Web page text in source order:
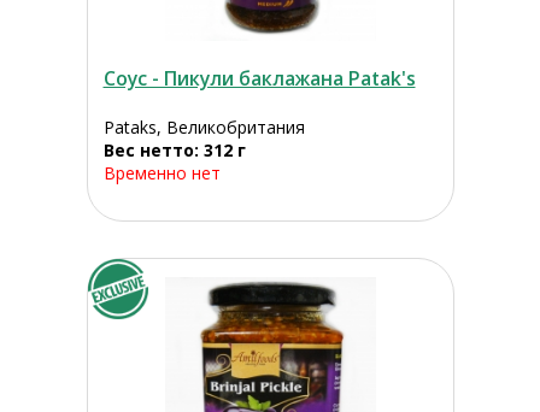
Соус - Пикули баклажана Patak's
Pataks, Великобритания
Вес нетто: 312 г
Временно нет